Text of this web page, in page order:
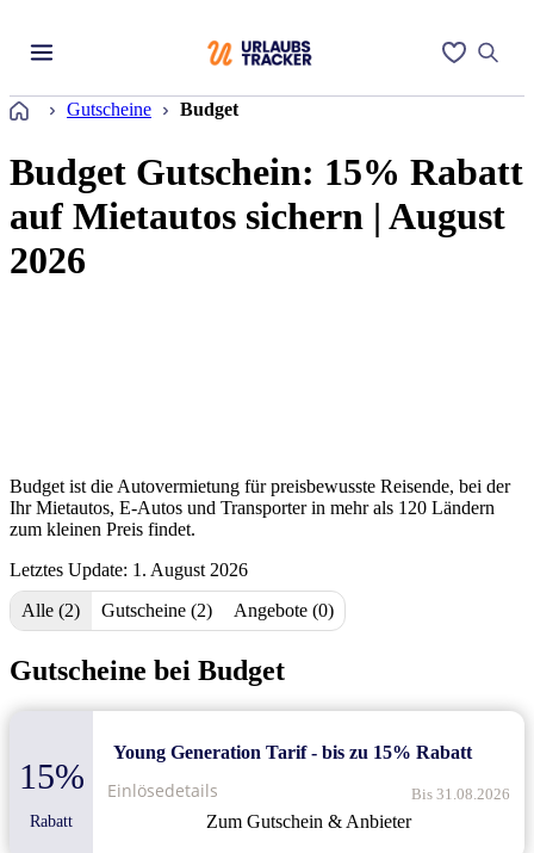
Startseite
Gutscheine Budget
Budget Gutschein: 15% Rabatt
auf Mietautos sichern | August
2026
Budget ist die Autovermietung für preisbewusste Reisende, bei der
Ihr Mietautos, E-Autos und Transporter in mehr als 120 Ländern
zum kleinen Preis findet.
Letztes Update: 1. August 2026
Alle (2)
Gutscheine (2) Angebote (0)
Gutscheine bei Budget
15%
Rabatt
Young Generation Tarif - bis zu 15% Rabatt
Zum Gutschein & Anbieter
Bis 31.08.2026
Einlösedetails